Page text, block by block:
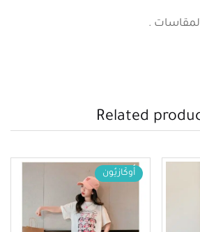
.
Related
أُوكَازيُون